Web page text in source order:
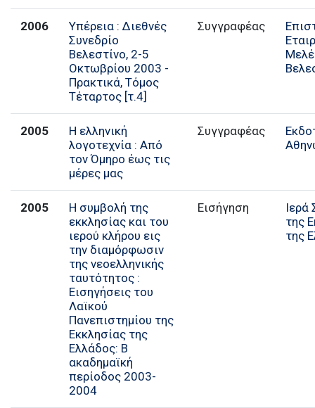
2006
Υπέρεια : Διεθνές
Συνεδρίο
Βελεστίνο, 2-5
Οκτωβρίου 2003 -
Πρακτικά, Τόμος
Τέταρτος [τ.4]
Συγγραφέας
2005
Η ελληνική
λογοτεχνία : Από
τον Όμηρο έως τις
μέρες μας
Συγγραφέας
2005
Η συμβολή της
εκκλησίας και του
ιερού κλήρου εις
την διαμόρφωσιν
της νεοελληνικής
ταυτότητος :
Εισηγήσεις του
Λαϊκού
Πανεπιστημίου της
Εκκλησίας της
Ελλάδος: Β
ακαδημαϊκή
περίοδος 2003-
2004
Εισήγηση
Ιερά
της
της